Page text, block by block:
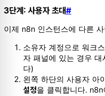
3단계: 사용자 초대#
이제 n8n 인스턴스에 다른
소유자 계정으로 워크
자 패널에 있는 경우 대
다)
왼쪽 하단의 사용자 아
설정을 클릭합니다. n8n